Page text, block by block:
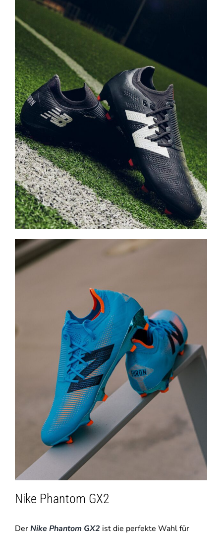
Nike Phantom GX2
DerNike Phantom GX2 ist die perfekte Wahl für